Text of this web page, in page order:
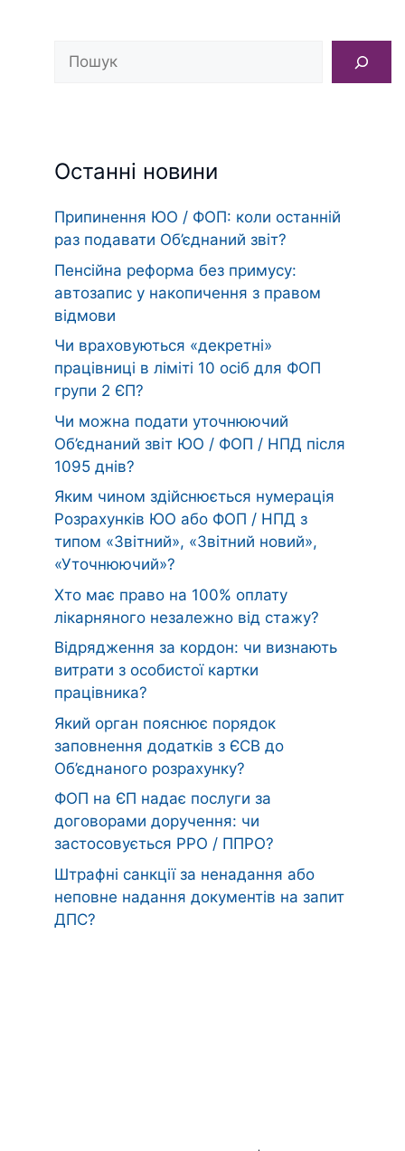
Пошук
Останні новини
Припинення ЮО / ФОП: коли останній
раз подавати Об’єднаний звіт?
Пенсійна реформа без примусу:
автозапис у накопичення з правом
відмови
Чи враховуються «декретні»
працівниці в ліміті 10 осіб для ФОП
групи 2 ЄП?
Чи можна подати уточнюючий
Об’єднаний звіт ЮО / ФОП / НПД після
1095 днів?
Яким чином здійснюється нумерація
Розрахунків ЮО або ФОП / НПД з
типом «Звітний», «Звітний новий»,
«Уточнюючий»?
Хто має право на 100% оплату
лікарняного незалежно від стажу?
Відрядження за кордон: чи визнають
витрати з особистої картки
працівника?
Який орган пояснює порядок
заповнення додатків з ЄСВ до
Об’єднаного розрахунку?
ФОП на ЄП надає послуги за
договорами доручення: чи
застосовується РРО / ППРО?
Штрафні санкції за ненадання або
неповне надання документів на запит
ДПС?